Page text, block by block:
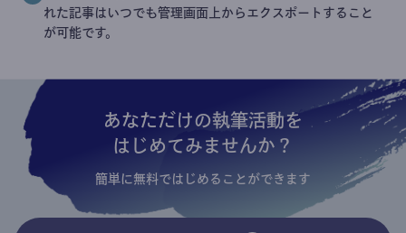
れた記事はいつでも管理画面上からエクスポートすること
が可能です。
あなただけの執筆活動を
はじめてみませんか？
簡単に無料ではじめることができます